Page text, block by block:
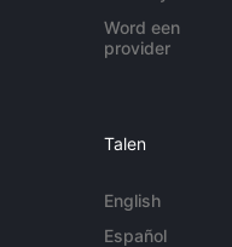
Word een
provider
Talen
English
Español